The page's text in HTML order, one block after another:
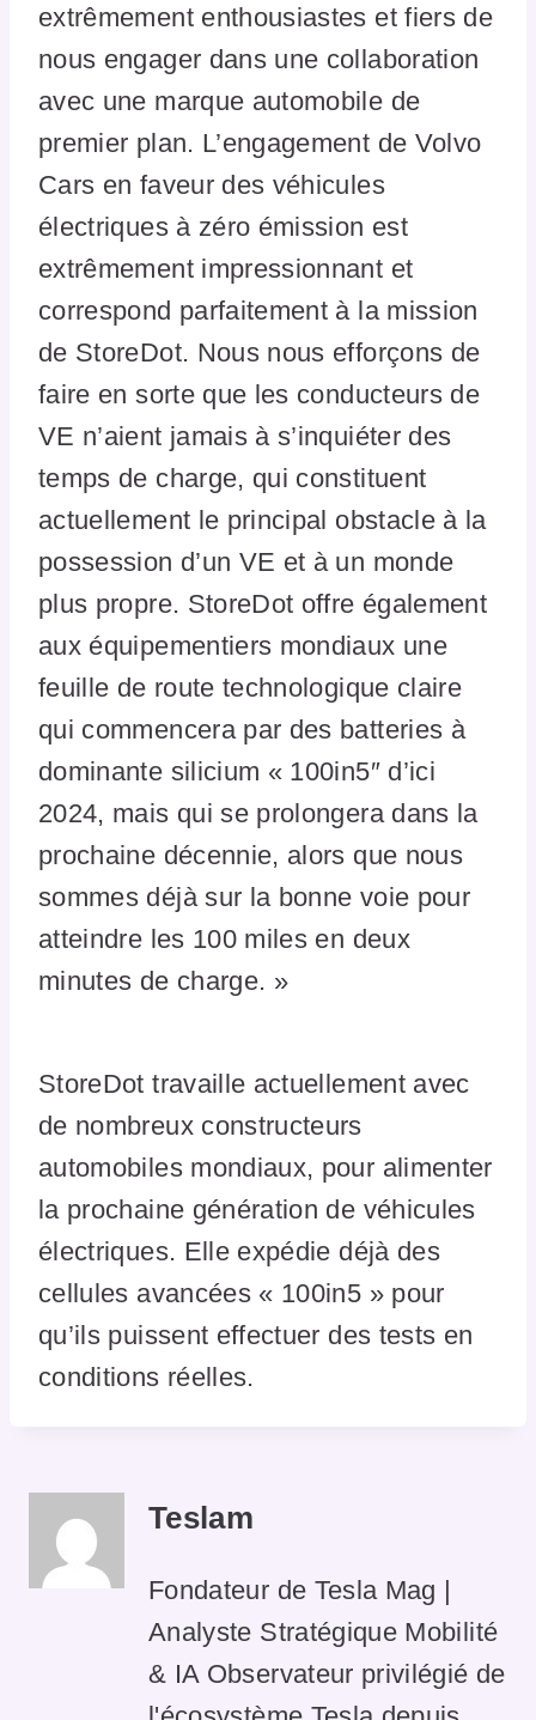
extrêmement enthousiastes et fiers de
nous engager dans une collaboration
avec une marque automobile de
premier plan. L’engagement de Volvo
Cars en faveur des véhicules
électriques à zéro émission est
extrêmement impressionnant et
correspond parfaitement à la mission
de StoreDot. Nous nous efforçons de
faire en sorte que les conducteurs de
VE n’aient jamais à s’inquiéter des
temps de charge, qui constituent
actuellement le principal obstacle à la
possession d’un VE et à un monde
plus propre. StoreDot offre également
aux équipementiers mondiaux une
feuille de route technologique claire
qui commencera par des batteries à
dominante silicium « 100in5″ d’ici
2024, mais qui se prolongera dans la
prochaine décennie, alors que nous
sommes déjà sur la bonne voie pour
atteindre les 100 miles en deux
minutes de charge. »
StoreDot travaille actuellement avec
de nombreux constructeurs
automobiles mondiaux, pour alimenter
la prochaine génération de véhicules
électriques. Elle expédie déjà des
cellules avancées « 100in5 » pour
qu’ils puissent effectuer des tests en
conditions réelles.
Teslam
Fondateur de Tesla Mag |
Analyste Stratégique Mobilité
& IA Observateur privilégié de